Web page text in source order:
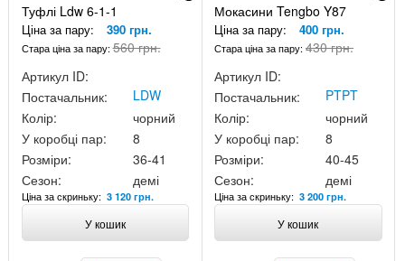
Туфлі Ldw 6-1-1
Ціна за пару: 390 грн.
Стара ціна за пару:560 грн.
Артикул ID:
Постачальник:
LDW
Колір:
чорний
У коробці пар:
8
Розміри:
36-41
Сезон:
демі
Ціна за скриньку: 3 120 грн.
У кошик
Мокасини Tengbo Y87
Ціна за пару: 400 грн.
Стара ціна за пару:430 грн.
Артикул ID:
Постачальник:
PTPT
Колір:
чорний
У коробці пар:
8
Розміри:
40-45
Сезон:
демі
Ціна за скриньку:3 200 грн.
У кошик